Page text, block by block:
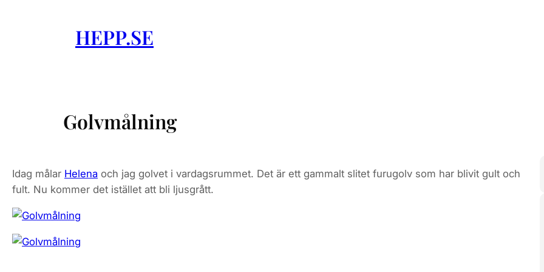
HEPP.SE
Golvmålning
Idag målar Helena och jag golvet i vardagsrummet. Det är ett gammalt slitet furugolv som har blivit gult och
fult. Nu kommer det istället att bli ljusgrått.